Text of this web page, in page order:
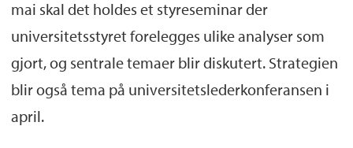
mai skal det holdes et styreseminar der
universitetsstyret forelegges ulike analyser som
gjort, og sentrale temaer blir diskutert. Strategien
blir også tema på universitetslederkonferansen i
april.